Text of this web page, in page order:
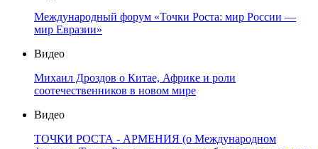
Международный форум «Точки Роста: мир России —
мир Евразии»
Видео
Михаил Дроздов о Китае, Африке и роли
соотечественников в новом мире
Видео
ТОЧКИ РОСТА - АРМЕНИЯ (о Международном